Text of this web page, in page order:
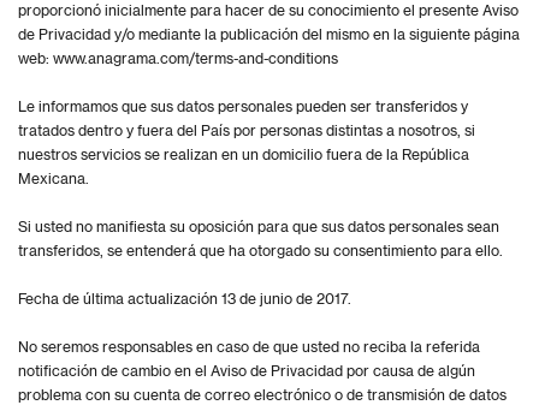
proporcionó inicialmente para hacer de su conocimiento el presente Aviso
de Privacidad y/o mediante la publicación del mismo en la siguiente página
web: www.anagrama.com/terms-and-conditions
Le informamos que sus datos personales pueden ser transferidos y
tratados dentro y fuera del País por personas distintas a nosotros, si
nuestros servicios se realizan en un domicilio fuera de la República
Mexicana.
Si usted no manifiesta su oposición para que sus datos personales sean
transferidos, se entenderá que ha otorgado su consentimiento para ello.
Fecha de última actualización 13 de junio de 2017.
No seremos responsables en caso de que usted no reciba la referida
notificación de cambio en el Aviso de Privacidad por causa de algún
problema con su cuenta de correo electrónico o de transmisión de datos